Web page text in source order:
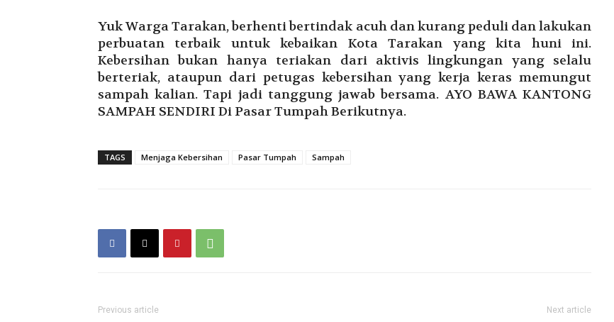
Yuk Warga Tarakan, berhenti bertindak acuh dan kurang peduli dan lakukan
perbuatan terbaik untuk kebaikan Kota Tarakan yang kita huni ini.
Kebersihan bukan hanya teriakan dari aktivis lingkungan yang selalu
berteriak, ataupun dari petugas kebersihan yang kerja keras memungut
sampah kalian. Tapi jadi tanggung jawab bersama. AYO BAWA KANTONG
SAMPAH SENDIRI Di Pasar Tumpah Berikutnya.
TAGS Menjaga Kebersihan Pasar Tumpah Sampah
Previous article Next article